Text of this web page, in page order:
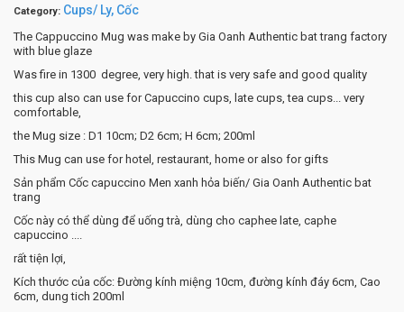
Category: Cups/ Ly, Cốc
The Cappuccino Mug was make by Gia Oanh Authentic bat trang factory
with blue glaze
Was fire in 1300 degree, very high. that is very safe and good quality
this cup also can use for Capuccino cups, late cups, tea cups... very
comfortable,
the Mug size : D1 10cm; D2 6cm; H 6cm; 200ml
This Mug can use for hotel, restaurant, home or also for gifts
Sản phẩm Cốc capuccino Men xanh hỏa biến/ Gia Oanh Authentic bat
trang
Cốc này có thể dùng để uống trà, dùng cho caphee late, caphe
capuccino ....
rất tiện lợi,
Kích thước của cốc: Đường kính miệng 10cm, đường kính đáy 6cm, Cao
6cm, dung tich 200ml